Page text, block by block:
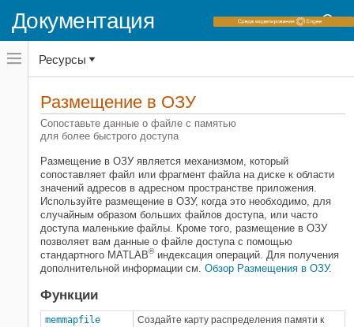
Документация
Переключатель
навигационного
меню
переключатель
навигационного
MATLAB
Импорт и анализ данных
Большие файлы и Большие данные
Категория
Datastore
"Высокие" массивы
MapReduce
Большие MAT-файлы
Файлы Parquet
Размещение в ОЗУ
Ресурсы
Размещение в ОЗУ
Сопоставьте данные о файле с памятью
для более быстрого доступа
Размещение в ОЗУ является механизмом, который
сопоставляет файл или фрагмент файла на диске к области
значений адресов в адресном пространстве приложения.
Используйте размещение в ОЗУ, когда это необходимо, для
случайным образом больших файлов доступа, или часто
доступа маленькие файлы. Кроме того, размещение в ОЗУ
позволяет вам данные о файле доступа с помощью
стандартного MATLAB®индексация операций. Для получения
дополнительной информации см. Обзор Размещения в ОЗУ.
Функции
memmapfile
Создайте карту распределения памяти к